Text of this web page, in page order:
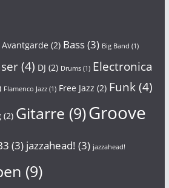
Avantgarde (2) Bass(3) Big Band (1)
(4) DJ (2) Drums(1) Electronica
Flamenco Jazz(1) Free Jazz (2) Funk(4)
(2) Gitarre (9)Groove
(3) jazzahead! (3) jazzahead!
(9)